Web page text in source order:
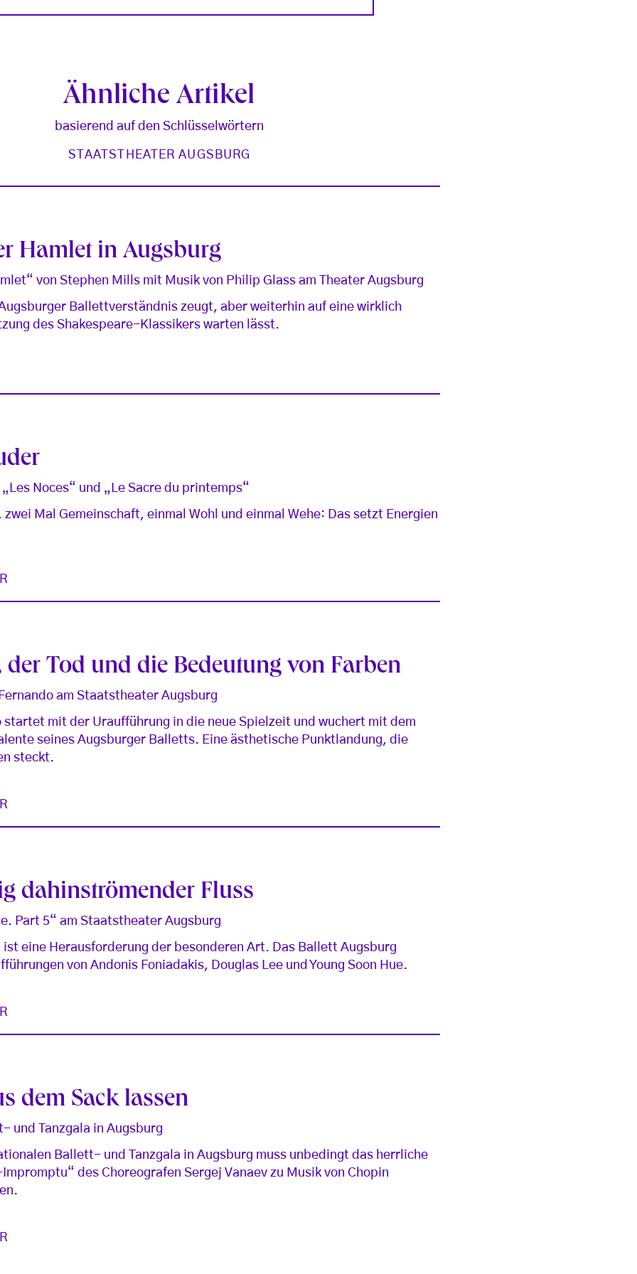
Ähnliche Artikel
basierend auf den Schlüsselwörtern
STAATSTHEATER AUGSBURG
Hamlet in Augsburg
von Stephen Mills mit Musik von Philip Glass am Theater Augsburg
Ballettverständnis zeugt, aber weiterhin auf eine wirklich
des Shakespeare-Klassikers warten lässt.
Noces“ und „Le Sacre du printemps“
Mal Gemeinschaft, einmal Wohl und einmal Wehe: Das setzt Energien
Tod und die Bedeutung von Farben
am Staatstheater Augsburg
mit der Uraufführung in die neue Spielzeit und wuchert mit dem
seines Augsburger Balletts. Eine ästhetische Punktlandung, die
steckt.
dahinströmender Fluss
Part 5“ am Staatstheater Augsburg
eine Herausforderung der besonderen Art. Das Ballett Augsburg
von Andonis Foniadakis, Douglas Lee und Young Soon Hue.
dem Sack lassen
und Tanzgala in Augsburg
Ballett- und Tanzgala in Augsburg muss unbedingt das herrliche
des Choreografen Sergej Vanaev zu Musik von Chopin